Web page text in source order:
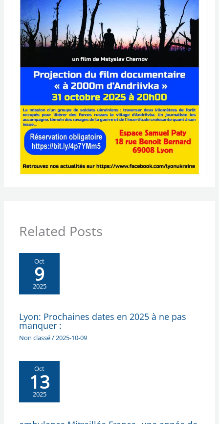
Related Posts
Oct
9
2025
Lyon: Prochaines dates en 2025 à ne pas
manquer :
Non classé/ 2025-10-09
Oct
13
2025